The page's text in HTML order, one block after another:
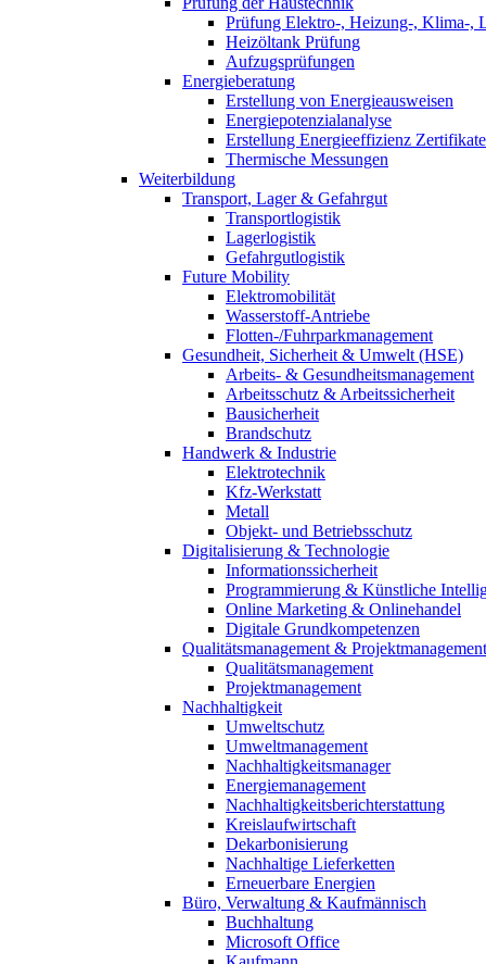
Prüfung Elektro-, Heizung-, Klima-,
Heizöltank Prüfung
Aufzugsprüfungen
Energieberatung
Erstellung von Energieausweisen
Energiepotenzialanalyse
Erstellung Energieeffizienz Zertifikate
Thermische Messungen
Weiterbildung
Transport, Lager & Gefahrgut
Transportlogistik
Lagerlogistik
Gefahrgutlogistik
Future Mobility
Elektromobilität
Wasserstoff-Antriebe
Flotten-/Fuhrparkmanagement
Gesundheit, Sicherheit & Umwelt (HSE)
Arbeits- & Gesundheitsmanagement
Arbeitsschutz & Arbeitssicherheit
Bausicherheit
Brandschutz
Handwerk & Industrie
Elektrotechnik
Kfz-Werkstatt
Metall
Objekt- und Betriebsschutz
Digitalisierung & Technologie
Informationssicherheit
Programmierung & Künstliche
Online Marketing & Onlinehandel
Digitale Grundkompetenzen
Qualitätsmanagement & Projektmanagement
Qualitätsmanagement
Projektmanagement
Nachhaltigkeit
Umweltschutz
Umweltmanagement
Nachhaltigkeitsmanager
Energiemanagement
Nachhaltigkeitsberichterstattung
Kreislaufwirtschaft
Dekarbonisierung
Nachhaltige Lieferketten
Erneuerbare Energien
Büro, Verwaltung & Kaufmännisch
Buchhaltung
Microsoft Office